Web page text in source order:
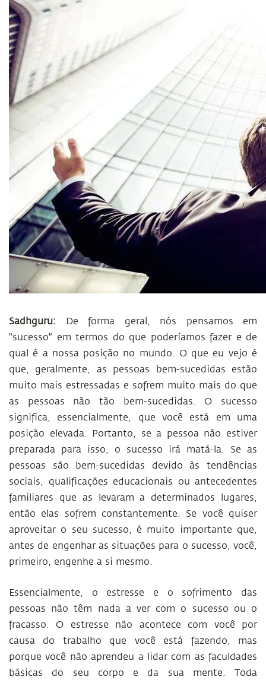
Sadhguru: De forma geral, nós pensamos em
"sucesso" em termos do que poderíamos fazer e de
qual é a nossa posição no mundo. O que eu vejo é
que, geralmente, as pessoas bem-sucedidas estão
muito mais estressadas e sofrem muito mais do que
as pessoas não tão bem-sucedidas. O sucesso
significa, essencialmente, que você está em uma
posição elevada. Portanto, se a pessoa não estiver
preparada para isso, o sucesso irá matá-la. Se as
pessoas são bem-sucedidas devido às tendências
sociais, qualificações educacionais ou antecedentes
familiares que as levaram a determinados lugares,
então elas sofrem constantemente. Se você quiser
aproveitar o seu sucesso, é muito importante que,
antes de engenhar as situações para o sucesso, você,
primeiro, engenhe a si mesmo.
Essencialmente, o estresse e o sofrimento das
pessoas não têm nada a ver com o sucesso ou o
fracasso. O estresse não acontece com você por
causa do trabalho que você está fazendo, mas
porque você não aprendeu a lidar com as faculdades
básicas do seu corpo e da sua mente. Toda